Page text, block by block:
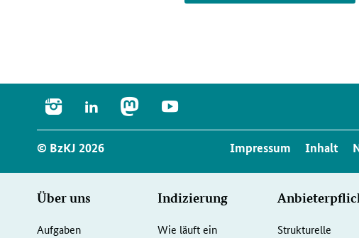
INSTAGRAM
LINKEDINMASTODON
© BzKJ 2026
Service
Navigation
Impressum Inhalt
Seiten-
Über uns
Aufgaben
Indizierung
Wie läuft ein Strukturelle